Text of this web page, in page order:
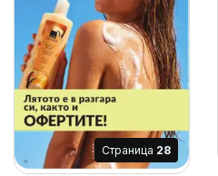
Cтраница 28